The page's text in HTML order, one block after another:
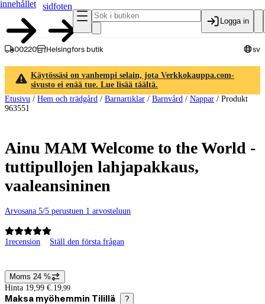
innehållet
sidfoten
Logga in
00220 Helsingfors butik sv
Käytössäsi on vanhempi selain, jota Verkkokauppa.com-
sivusto ei enää tue. Lue lisää täältä.
Etusivu / Hem och trädgård / Barnartiklar / Barnvård / Nappar / Produkt
963551
Ainu MAM Welcome to the World -
tuttipullojen lahjapakkaus,
vaaleansininen
Arvosana 5/5 perustuen 1 arvosteluun
1recension Ställ den första frågan
Prisinformation
Moms 24 %
Hinta 19,99 €. 19,99
Maksa myöhemmin Tilillä ?